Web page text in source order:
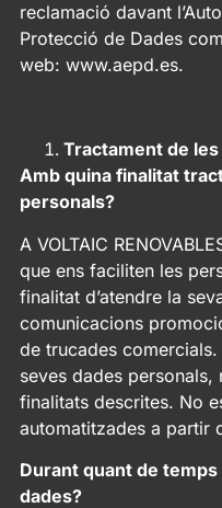
reclamació davant
Protecció de Dades
web: www.aepd.es.
Tractament de
Amb quina finalitat
personals?
A VOLTAIC
que ens faciliten les
finalitat d’atendre la
comunicacions
de trucades
seves dades
finalitats descrites. No
automatitzades a partir
Durant quant de
dades?